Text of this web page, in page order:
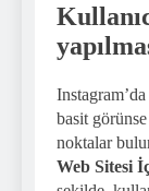
basit
noktalar
Web Sitesi